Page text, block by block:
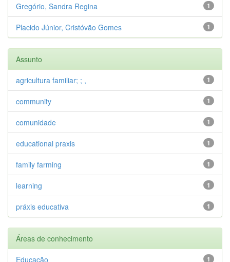
1
Gregório, Sandra Regina
1
Placido Júnior, Cristóvão Gomes
Assunto
1
agricultura familiar; ; ,
1
community
1
comunidade
1
educational praxis
1
family farming
1
learning
1
práxis educativa
Áreas de conhecimento
1
Educação